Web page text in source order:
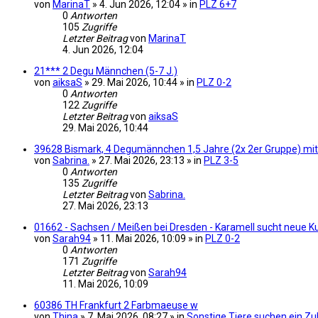
von MarinaT » 4. Jun 2026, 12:04 » in PLZ 6+7
0 Antworten
105 Zugriffe
Letzter Beitragvon MarinaT
4. Jun 2026, 12:04
21*** 2 Degu Männchen (5-7 J.)
von aiksaS » 29. Mai 2026, 10:44 » in PLZ 0-2
0 Antworten
122 Zugriffe
Letzter Beitragvon aiksaS
29. Mai 2026, 10:44
39628 Bismark, 4 Degumännchen 1,5 Jahre (2x 2er Gruppe)
von Sabrina. » 27. Mai 2026, 23:13 » in PLZ 3-5
0 Antworten
135 Zugriffe
Letzter Beitragvon Sabrina.
27. Mai 2026, 23:13
01662 - Sachsen / Meißen bei Dresden - Karamell sucht neue
von Sarah94 » 11. Mai 2026, 10:09 » in PLZ 0-2
0 Antworten
171 Zugriffe
Letzter Beitragvon Sarah94
11. Mai 2026, 10:09
60386 TH Frankfurt 2 Farbmaeuse w